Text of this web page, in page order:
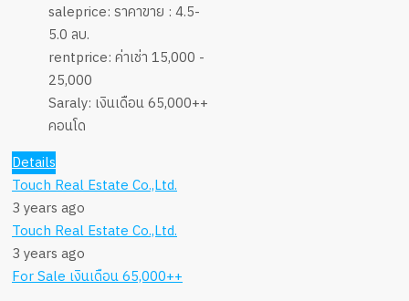
saleprice: ราคาขาย : 4.5-
5.0 ลบ.
rentprice: ค่าเช่า 15,000 -
25,000
Saraly: เงินเดือน 65,000++
คอนโด
Details
Touch Real Estate Co.,Ltd.
3 years ago
Touch Real Estate Co.,Ltd.
3 years ago
For Saleเงินเดือน 65,000++